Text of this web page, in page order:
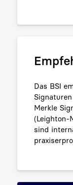
Das BSI
Merkle
(Leighton-
sind